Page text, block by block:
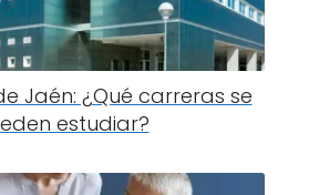
Jaén: ¿Qué carreras se
estudiar?